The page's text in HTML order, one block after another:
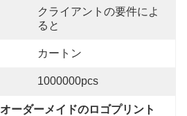
クライアントの要件によ
ると
カートン
1000000pcs
オーダーメイドのロゴプリント